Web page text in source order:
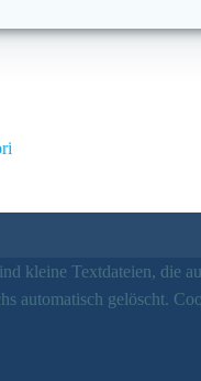
kleine Textdateien, die
automatisch gelöscht.